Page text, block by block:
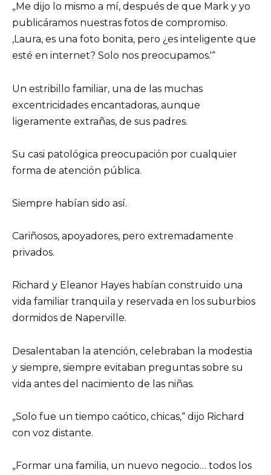
„Me dijo lo mismo a mí, después de que Mark y yo
publicáramos nuestras fotos de compromiso.
‚Laura, es una foto bonita, pero ¿es inteligente que
esté en internet? Solo nos preocupamos.'“
Un estribillo familiar, una de las muchas
excentricidades encantadoras, aunque
ligeramente extrañas, de sus padres.
Su casi patológica preocupación por cualquier
forma de atención pública.
Siempre habían sido así.
Cariñosos, apoyadores, pero extremadamente
privados.
Richard y Eleanor Hayes habían construido una
vida familiar tranquila y reservada en los suburbios
dormidos de Naperville.
Desalentaban la atención, celebraban la modestia
y siempre, siempre evitaban preguntas sobre su
vida antes del nacimiento de las niñas.
„Solo fue un tiempo caótico, chicas,“ dijo Richard
con voz distante.
„Formar una familia, un nuevo negocio… todos los